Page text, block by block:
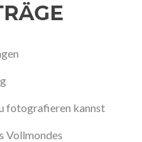
fotografieren kannst
Vollmondes